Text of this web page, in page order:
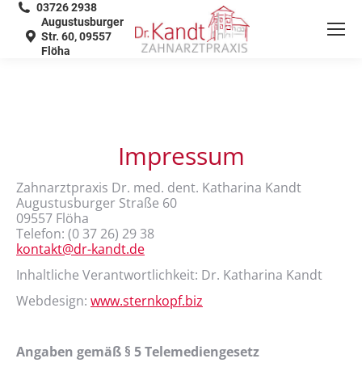
03726 2938
Augustusburger
Str. 60, 09557
Flöha
Impressum
Zahnarztpraxis Dr. med. dent. Katharina Kandt
Augustusburger Straße 60
09557 Flöha
Telefon: (0 37 26) 29 38
kontakt@dr-kandt.de
Inhaltliche Verantwortlichkeit: Dr. Katharina Kandt
Webdesign: www.sternkopf.biz
Angaben gemäß § 5 Telemediengesetz